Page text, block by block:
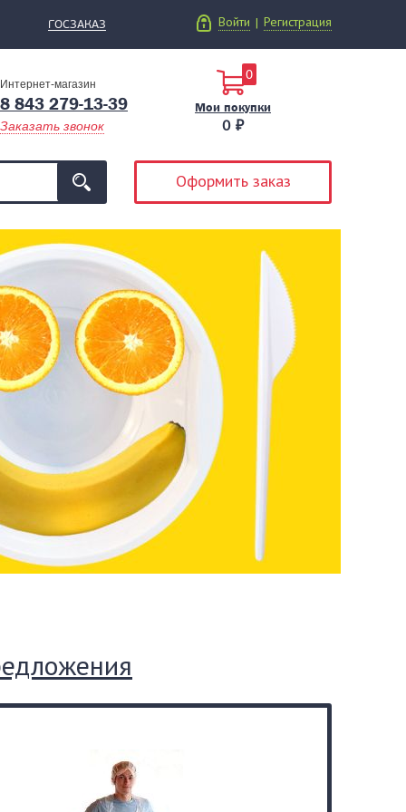
ГОСЗАКАЗ Войти | Регистрация
Интернет-магазин
8 843 279-13-39
Заказать звонок
0
Мои покупки
0 ₽
Оформить заказ